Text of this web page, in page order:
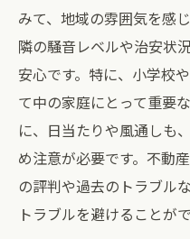
名古屋市で新築建
点
契約書の確認
物件の品質チェ
購入後の費用を
近隣住民との関
将来の売却価値
住宅ローンの選
みて、地域の雰囲気を感
隣の騒音レベルや治安状
安心です。特に、小学校
て中の家庭にとって重要
に、日当たりや風通しも
め注意が必要です。不動
の評判や過去のトラブル
トラブルを避けることがで